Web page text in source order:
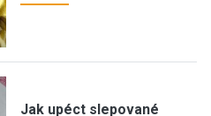
Jak upéct slepované